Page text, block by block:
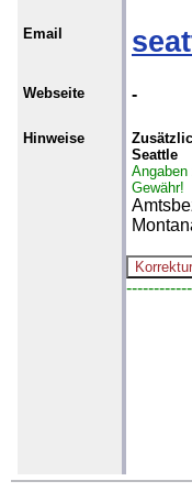
Email
Webseite -
Hinweise
Seattle
Gewähr!